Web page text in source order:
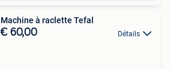
Machine à raclette Tefal
€ 60,00 Détails